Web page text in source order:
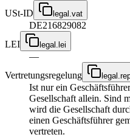
USt-ID
legal.vat
DE216829082
LEI
legal.lei
—
Vertretungsregelung
Ist nur ein
Gesellschaft allein. Sind
wird die Gesellschaft
einen Geschäftsführer
vertreten.